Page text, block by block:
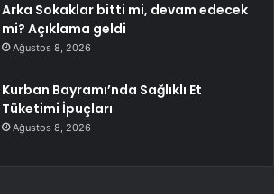
Arka Sokaklar bitti mi, devam edecek
mi? Açıklama geldi
Ağustos 8, 2026
Kurban Bayramı’nda Sağlıklı Et
Tüketimi İpuçları
Ağustos 8, 2026